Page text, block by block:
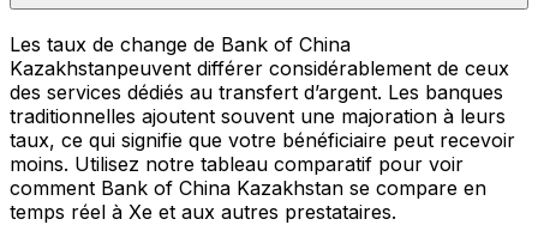
Les taux de change de Bank of China
Kazakhstanpeuvent différer considérablement de ceux
des services dédiés au transfert d’argent. Les banques
traditionnelles ajoutent souvent une majoration à leurs
taux, ce qui signifie que votre bénéficiaire peut recevoir
moins. Utilisez notre tableau comparatif pour voir
comment Bank of China Kazakhstan se compare en
temps réel à Xe et aux autres prestataires.